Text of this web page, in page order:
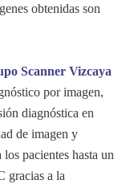
obtenidas son
Scanner Vizcaya
por imagen,
diagnóstica en
de imagen y
pacientes hasta un
gracias a la